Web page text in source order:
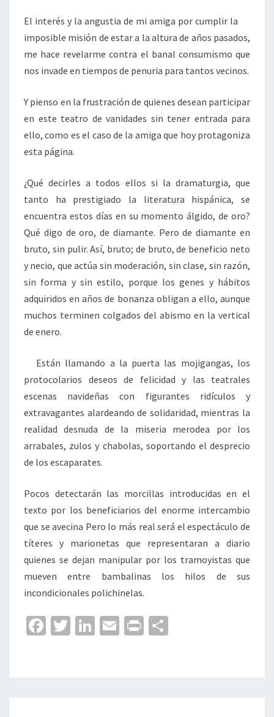
El interés y la angustia de mi amiga por cumplir la
imposible misión de estar a la altura de años pasados,
me hace revelarme contra el banal consumismo que
nos invade en tiempos de penuria para tantos vecinos.
Y pienso en la frustración de quienes desean participar
en este teatro de vanidades sin tener entrada para
ello, como es el caso de la amiga que hoy protagoniza
esta página.
¿Qué decirles a todos ellos si la dramaturgia, que
tanto ha prestigiado la literatura hispánica, se
encuentra estos días en su momento álgido, de oro?
Qué digo de oro, de diamante. Pero de diamante en
bruto, sin pulir. Así, bruto; de bruto, de beneficio neto
y necio, que actúa sin moderación, sin clase, sin razón,
sin forma y sin estilo, porque los genes y hábitos
adquiridos en años de bonanza obligan a ello, aunque
muchos terminen colgados del abismo en la vertical
de enero.
Están llamando a la puerta las mojigangas, los
protocolarios deseos de felicidad y las teatrales
escenas navideñas con figurantes ridículos y
extravagantes alardeando de solidaridad, mientras la
realidad desnuda de la miseria merodea por los
arrabales, zulos y chabolas, soportando el desprecio
de los escaparates.
Pocos detectarán las morcillas introducidas en el
texto por los beneficiarios del enorme intercambio
que se avecina Pero lo más real será el espectáculo de
títeres y marionetas que representaran a diario
quienes se dejan manipular por los tramoyistas que
mueven entre bambalinas los hilos de sus
incondicionales polichinelas.
Fa
o
o
T
er
Li
dI
n
E
l
Pr
p
ar